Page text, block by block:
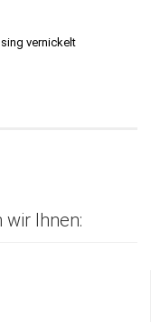
vernickelt
Ihnen: